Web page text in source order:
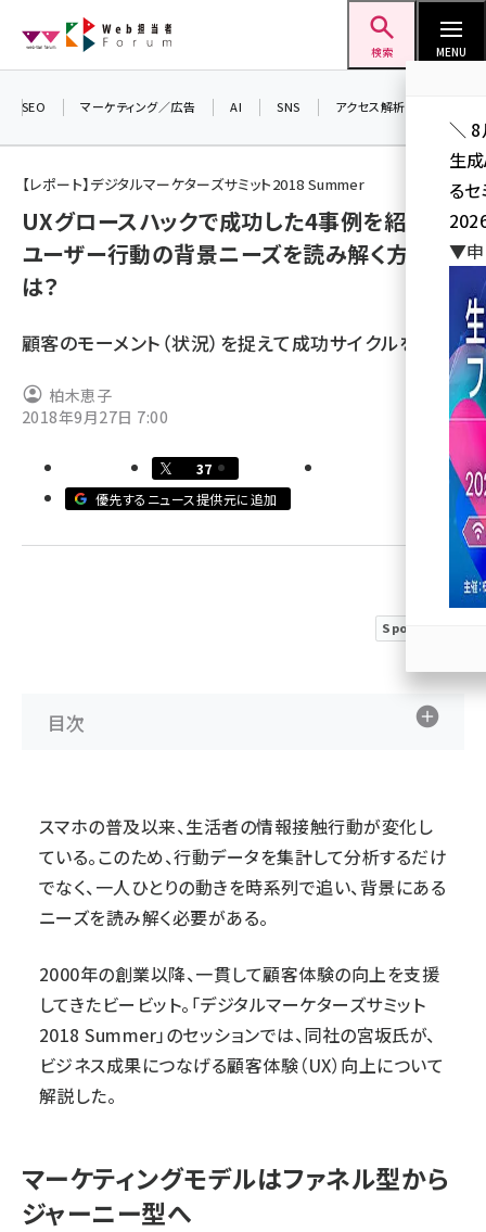
ン
検索 MENU
seo (3532)
セミナー (2310)
meo (1277)
SEO マーケティング／広告 AI SNS アクセス解析／データ分析
【レポート】デジタルマーケターズサミット2018 Summer
UXグロースハックで成功した4事例を紹介！
ユーザー行動の背景ニーズを読み解く方法と
は？
顧客のモーメント（状況）を捉えて成功サイクルを回す
柏木恵子
2018年9月27日 7:00
37
優先するニュース提供元に追加
Sponsored
目次
スマホの普及以来、生活者の情報接触行動が変化し
ている。このため、行動データを集計して分析するだけ
でなく、一人ひとりの動きを時系列で追い、背景にある
ニーズを読み解く必要がある。
2000年の創業以降、一貫して顧客体験の向上を支援
してきたビービット。「デジタルマーケターズサミット
2018 Summer」のセッションでは、同社の宮坂氏が、
ビジネス成果につなげる顧客体験（UX）向上について
解説した。
マーケティングモデルはファネル型から
ジャーニー型へ
＼ 8
生
る
▼申